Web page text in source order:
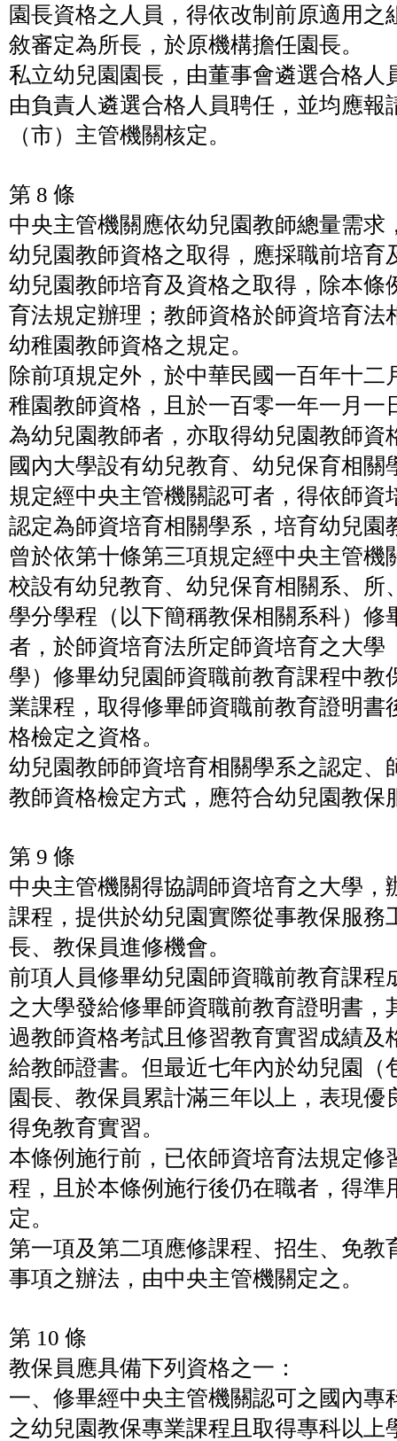
園長資格之人員，得依改制前原適用之
敘審定為所長，於原機構擔任園長。
私立幼兒園園長，由董事會遴選合格人
由負責人遴選合格人員聘任，並均應報
（市）主管機關核定。
第 8 條
中央主管機關應依幼兒園教師總量需求
幼兒園教師資格之取得，應採職前培育
幼兒園教師培育及資格之取得，除本條
育法規定辦理；教師資格於師資培育法
幼稚園教師資格之規定。
除前項規定外，於中華民國一百年十二
稚園教師資格，且於一百零一年一月一
為幼兒園教師者，亦取得幼兒園教師資
國內大學設有幼兒教育、幼兒保育相關
規定經中央主管機關認可者，得依師資
認定為師資培育相關學系，培育幼兒園
曾於依第十條第三項規定經中央主管機
校設有幼兒教育、幼兒保育相關系、所
學分學程（以下簡稱教保相關系科）修
者，於師資培育法所定師資培育之大學
學）修畢幼兒園師資職前教育課程中教
業課程，取得修畢師資職前教育證明書
格檢定之資格。
幼兒園教師師資培育相關學系之認定、
教師資格檢定方式，應符合幼兒園教保
第 9 條
中央主管機關得協調師資培育之大學，
課程，提供於幼兒園實際從事教保服務
長、教保員進修機會。
前項人員修畢幼兒園師資職前教育課程
之大學發給修畢師資職前教育證明書，
過教師資格考試且修習教育實習成績及
給教師證書。但最近七年內於幼兒園（
園長、教保員累計滿三年以上，表現優
得免教育實習。
本條例施行前，已依師資培育法規定修
程，且於本條例施行後仍在職者，得準
定。
第一項及第二項應修課程、招生、免教
事項之辦法，由中央主管機關定之。
第 10 條
教保員應具備下列資格之一：
一、修畢經中央主管機關認可之國內專
之幼兒園教保專業課程且取得專科以上